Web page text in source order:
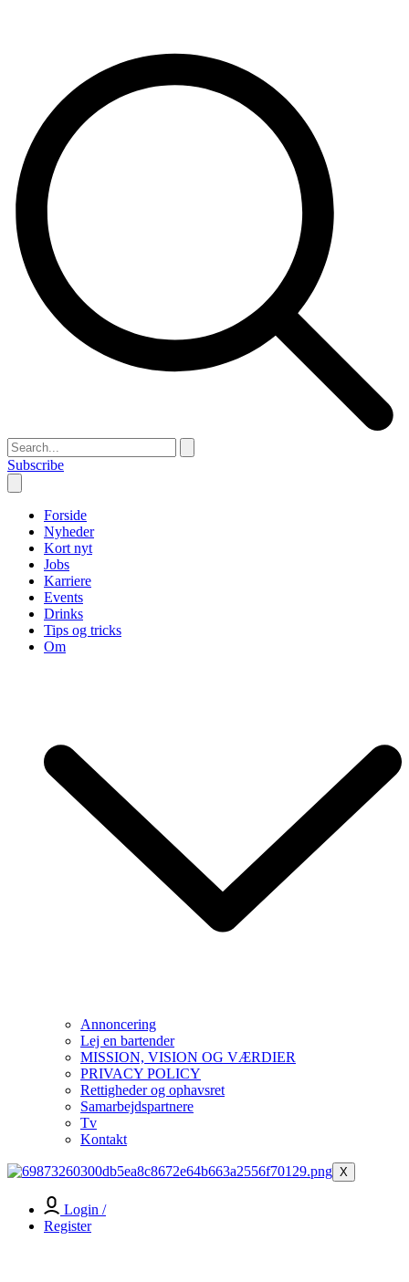
Subscribe
Forside
Nyheder
Kort nyt
Jobs
Karriere
Events
Drinks
Tips og tricks
Om
Annoncering
Lej en bartender
MISSION, VISION OG VÆRDIER
PRIVACY POLICY
Rettigheder og ophavsret
Samarbejdspartnere
Tv
Kontakt
X
Login /
Register